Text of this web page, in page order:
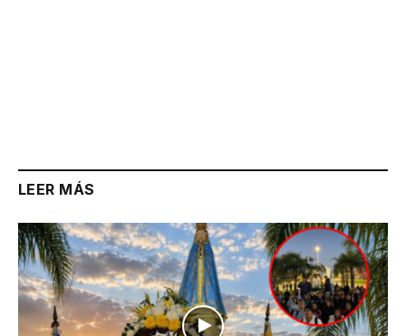
LEER MÁS